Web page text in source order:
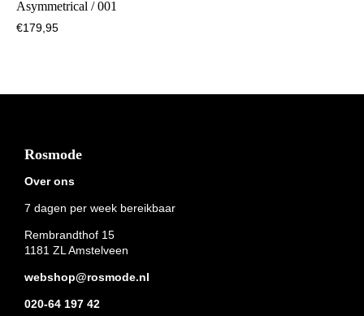
Asymmetrical / 001
€179,95
Footer
Rosmode
Over ons
7 dagen per week bereikbaar
Rembrandthof 15
1181 ZL Amstelveen
webshop@rosmode.nl
020-64 197 42